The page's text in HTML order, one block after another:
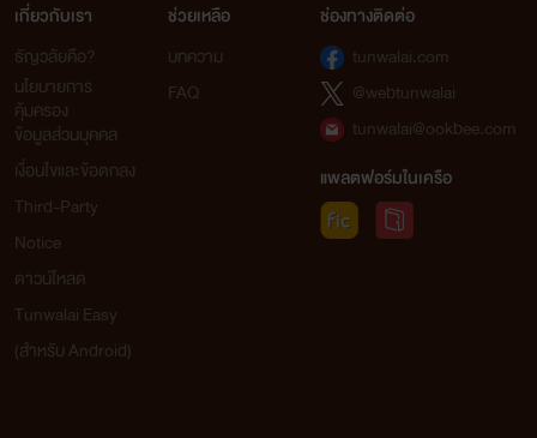
เกี่ยวกับเรา
ธัญวลัยคือ?
นโยบายการ
คุ้มครอง
ข้อมูลส่วนบุคคล
เงื่อนไขและข้อตกลง
Third-Party
Notice
ดาวน์โหลด
Tunwalai Easy
(สำหรับ Android)
ช่วยเหลือ
บทความ
FAQ
ช่องทางติดต่อ
tunwalai.com
@webtunwalai
tunwalai@ookbee.com
แพลตฟอร์มในเครือ